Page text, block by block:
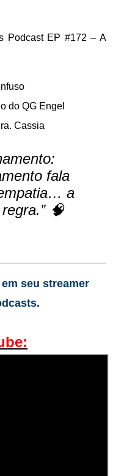
Podcast EP #172 – A
do QG Engel
Cassia
fala
a
🧠
seu streamer